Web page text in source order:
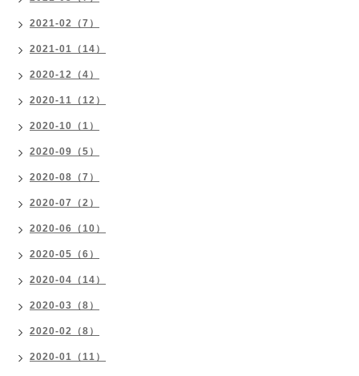
2021-02（7）
2021-01（14）
2020-12（4）
2020-11（12）
2020-10（1）
2020-09（5）
2020-08（7）
2020-07（2）
2020-06（10）
2020-05（6）
2020-04（14）
2020-03（8）
2020-02（8）
2020-01（11）